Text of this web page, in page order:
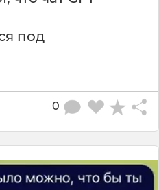
под
0